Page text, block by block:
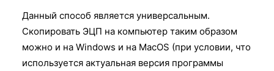
Данный способ является универсальным.
Скопировать ЭЦП на компьютер таким образом
можно и на Windows и на MacOS (при условии, что
используется актуальная версия программы